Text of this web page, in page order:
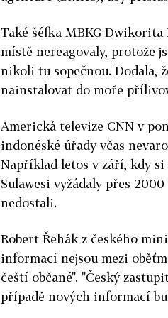
Také šéfka MBKG
místě nereagovaly, protože
nikoli tu sopečnou. Dodala,
nainstalovat do moře
Americká televize CNN v
indonéské úřady včas
Například letos v září, kdy
Sulawesi vyžádaly přes
nedostali.
Robert Řehák z českého
informací nejsou mezi
čeští občané". "Český
případě nových informací